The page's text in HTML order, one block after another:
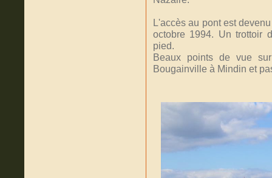
L'accès au pont est
octobre 1994. Un trottoir
pied.
Beaux points de vue
Bougainville à Mindin et